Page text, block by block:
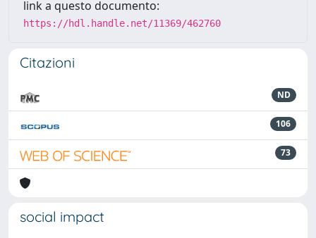
link a questo documento:
https://hdl.handle.net/11369/462760
Citazioni
ND
106
73
social impact